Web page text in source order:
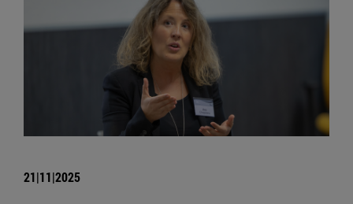
21|11|2025